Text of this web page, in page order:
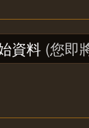
資料 (您即